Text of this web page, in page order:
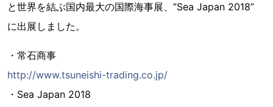
と世界を結ぶ国内最大の国際海事展、”Sea Japan 2018”
に出展しました。
・常石商事
http://www.tsuneishi-trading.co.jp/
・Sea Japan 2018